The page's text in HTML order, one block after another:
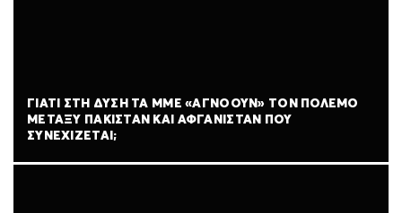
ΓΙΑΤΊ ΣΤΗ ΔΎΣΗ ΤΑ ΜΜΕ «ΑΓΝΟΟΎΝ» ΤΟΝ ΠΌΛΕΜΟ
ΜΕΤΑΞΎ ΠΑΚΙΣΤΆΝ ΚΑΙ ΑΦΓΑΝΙΣΤΆΝ ΠΟΥ
ΣΥΝΕΧΊΖΕΤΑΙ;